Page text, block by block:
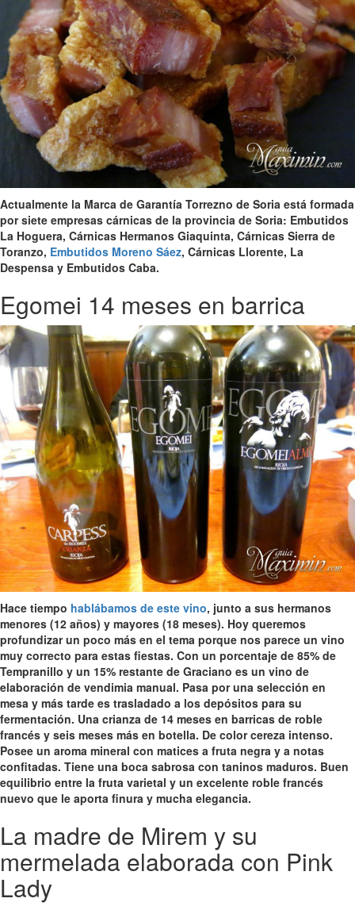
Actualmente la Marca de Garantía Torrezno de Soria está formada
por siete empresas cárnicas de la provincia de Soria: Embutidos
La Hoguera, Cárnicas Hermanos Giaquinta, Cárnicas Sierra de
Toranzo, Embutidos Moreno Sáez, Cárnicas Llorente, La
Despensa y Embutidos Caba.
Egomei 14 meses en barrica
Hace tiempo hablábamos de este vino, junto a sus hermanos
menores (12 años) y mayores (18 meses). Hoy queremos
profundizar un poco más en el tema porque nos parece un vino
muy correcto para estas fiestas. Con un porcentaje de 85% de
Tempranillo y un 15% restante de Graciano es un vino de
elaboración de vendimia manual. Pasa por una selección en
mesa y más tarde es trasladado a los depósitos para su
fermentación. Una crianza de 14 meses en barricas de roble
francés y seis meses más en botella. De color cereza intenso.
Posee un aroma mineral con matices a fruta negra y a notas
confitadas. Tiene una boca sabrosa con taninos maduros. Buen
equilibrio entre la fruta varietal y un excelente roble francés
nuevo que le aporta finura y mucha elegancia.
La madre de Mirem y su
mermelada elaborada con Pink
Lady